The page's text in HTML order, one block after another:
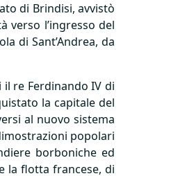
di Brindisi, avvistò
verso l’ingresso del
di Sant’Andrea, da
re Ferdinando IV di
la capitale del
al nuovo sistema
popolari
borboniche ed
la flotta francese, di